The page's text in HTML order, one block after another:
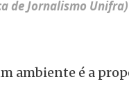
de Jornalismo Unifra)
ambiente é a